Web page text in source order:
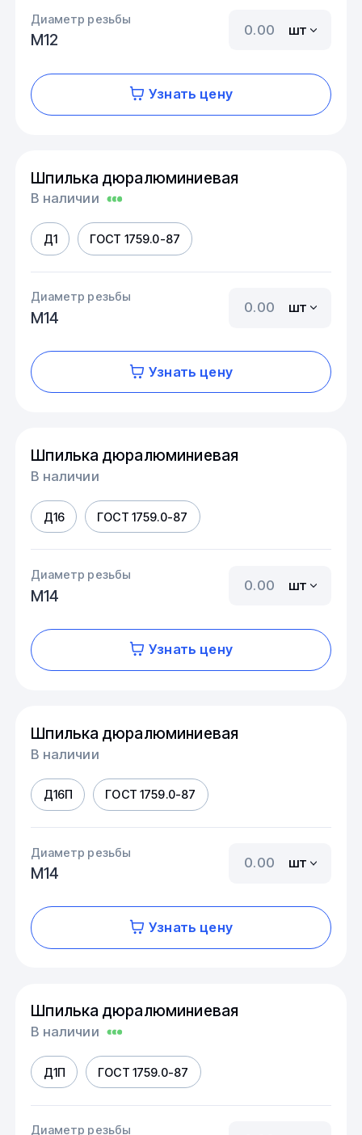
Диаметр резьбы
М12
шт
Узнать цену
Шпилька дюралюминиевая
В наличии
Д1 ГОСТ 1759.0-87
Диаметр резьбы
М14
шт
Узнать цену
Шпилька дюралюминиевая
В наличии
Д16 ГОСТ 1759.0-87
Диаметр резьбы
М14
шт
Узнать цену
Шпилька дюралюминиевая
В наличии
Д16П ГОСТ 1759.0-87
Диаметр резьбы
М14
шт
Узнать цену
Шпилька дюралюминиевая
В наличии
Д1П ГОСТ 1759.0-87
Диаметр резьбы